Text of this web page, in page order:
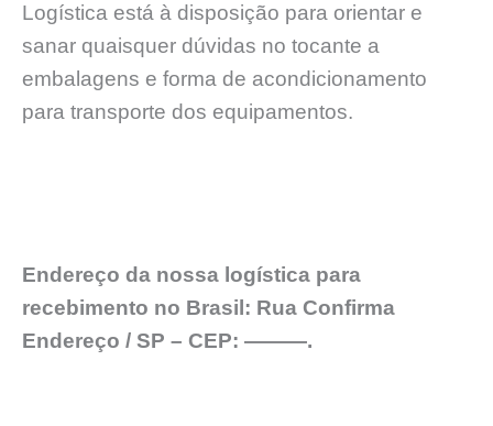
Logística está à disposição para orientar e
sanar quaisquer dúvidas no tocante a
embalagens e forma de acondicionamento
para transporte dos equipamentos.
Endereço da nossa logística para
recebimento no Brasil: Rua Confirma
Endereço / SP – CEP: ———.